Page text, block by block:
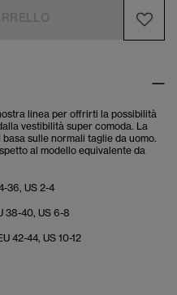
linea per offrirti la possibilità
vestibilità super comoda. La
sulle normali taglie da uomo.
al modello equivalente da
36, US 2-4
38-40, US 6-8
42-44, US 10-12